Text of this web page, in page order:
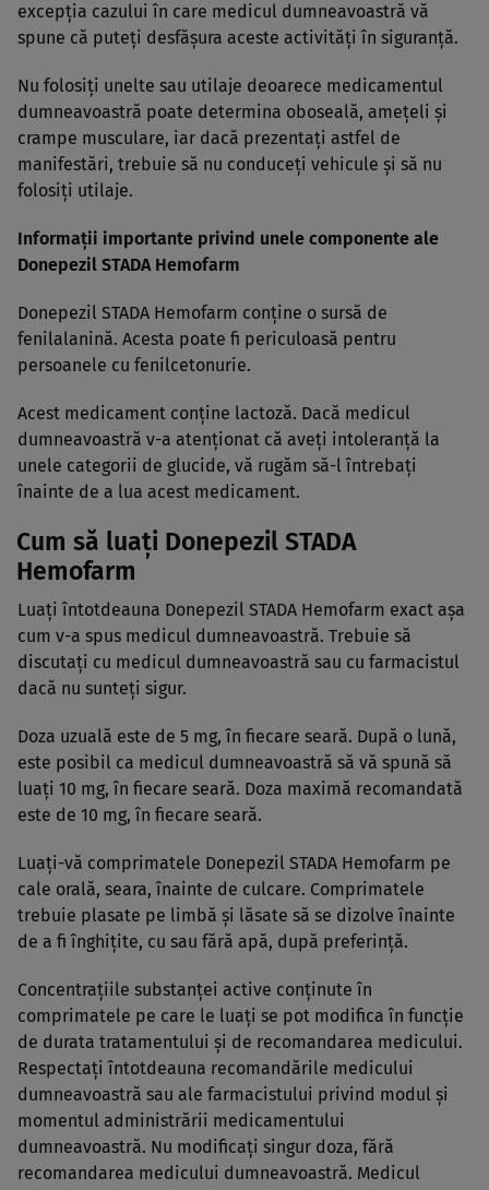
excepţia cazului în care medicul dumneavoastră vă
spune că puteţi desfăşura aceste activităţi în siguranţă.
Nu folosiţi unelte sau utilaje deoarece medicamentul
dumneavoastră poate determina oboseală, ameţeli şi
crampe musculare, iar dacă prezentaţi astfel de
manifestări, trebuie să nu conduceţi vehicule şi să nu
folosiţi utilaje.
Informaţii importante privind unele componente ale
Donepezil STADA Hemofarm
Donepezil STADA Hemofarm conţine o sursă de
fenilalanină. Acesta poate fi periculoasă pentru
persoanele cu fenilcetonurie.
Acest medicament conţine lactoză. Dacă medicul
dumneavoastră v-a atenţionat că aveţi intoleranţă la
unele categorii de glucide, vă rugăm să-l întrebaţi
înainte de a lua acest medicament.
Cum să luaţi Donepezil STADA
Hemofarm
Luaţi întotdeauna Donepezil STADA Hemofarm exact aşa
cum v-a spus medicul dumneavoastră. Trebuie să
discutaţi cu medicul dumneavoastră sau cu farmacistul
dacă nu sunteţi sigur.
Doza uzuală este de 5 mg, în fiecare seară. După o lună,
este posibil ca medicul dumneavoastră să vă spună să
luaţi 10 mg, în fiecare seară. Doza maximă recomandată
este de 10 mg, în fiecare seară.
Luaţi-vă comprimatele Donepezil STADA Hemofarm pe
cale orală, seara, înainte de culcare. Comprimatele
trebuie plasate pe limbă şi lăsate să se dizolve înainte
de a fi înghiţite, cu sau fără apă, după preferinţă.
Concentraţiile substanţei active conţinute în
comprimatele pe care le luaţi se pot modifica în funcţie
de durata tratamentului şi de recomandarea medicului.
Respectaţi întotdeauna recomandările medicului
dumneavoastră sau ale farmacistului privind modul şi
momentul administrării medicamentului
dumneavoastră. Nu modificaţi singur doza, fără
recomandarea medicului dumneavoastră. Medicul